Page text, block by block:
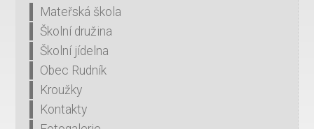
Mateřská škola
Školní družina
Školní jídelna
Obec Rudník
Kroužky
Kontakty